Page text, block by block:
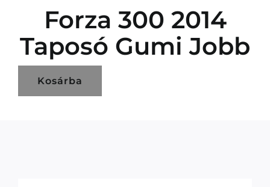
Forza 300 2014
Taposó Gumi Jobb
Kosárba